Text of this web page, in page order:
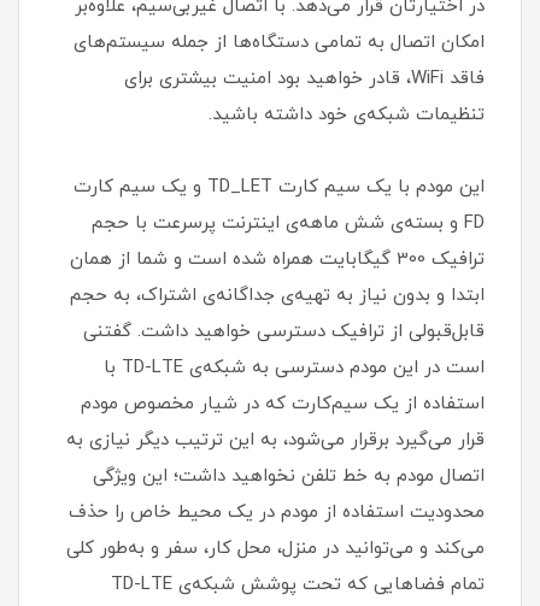
در اختیارتان قرار می‌دهد. با اتصال غیربی‌سیم، علاوه‌بر
امکان اتصال به تمامی دستگاه‌ها از جمله سیستم‌های
فاقد WiFi، قادر خواهید بود امنیت بیشتری برای
تنظیمات شبکه‌ی خود داشته باشید.
این مودم با یک سیم کارت TD_LET و یک سیم کارت
FD و بسته‌ی شش ماهه‌ی اینترنت پرسرعت با حجم
ترافیک 300 گیگابایت همراه شده است و شما از همان
ابتدا و بدون نیاز به تهیه‌ی جداگانه‌ی اشتراک، به حجم
قابل‌قبولی از ترافیک دسترسی خواهید داشت. گفتنی
است در این مودم دسترسی به شبکه‌ی TD-LTE با
استفاده از یک سیم‌کارت که در شیار مخصوص مودم
قرار می‌گیرد برقرار می‌شود، به این ترتیب دیگر نیازی به
اتصال مودم به خط تلفن نخواهید داشت؛ این ویژگی
محدودیت استفاده از مودم در یک محیط خاص را حذف
می‌کند و می‌توانید در منزل، محل کار، سفر و به‌طور کلی
تمام فضاهایی که تحت پوشش شبکه‌ی TD-LTE